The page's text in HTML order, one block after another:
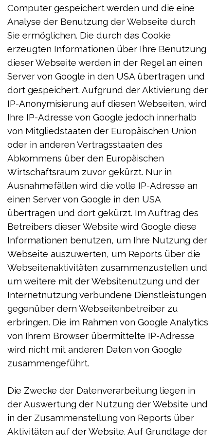
Computer gespeichert werden und die eine
Analyse der Benutzung der Webseite durch
Sie ermöglichen. Die durch das Cookie
erzeugten Informationen über Ihre Benutzung
dieser Webseite werden in der Regel an einen
Server von Google in den USA übertragen und
dort gespeichert. Aufgrund der Aktivierung der
IP-Anonymisierung auf diesen Webseiten, wird
Ihre IP-Adresse von Google jedoch innerhalb
von Mitgliedstaaten der Europäischen Union
oder in anderen Vertragsstaaten des
Abkommens über den Europäischen
Wirtschaftsraum zuvor gekürzt. Nur in
Ausnahmefällen wird die volle IP-Adresse an
einen Server von Google in den USA
übertragen und dort gekürzt. Im Auftrag des
Betreibers dieser Website wird Google diese
Informationen benutzen, um Ihre Nutzung der
Webseite auszuwerten, um Reports über die
Webseitenaktivitäten zusammenzustellen und
um weitere mit der Websitenutzung und der
Internetnutzung verbundene Dienstleistungen
gegenüber dem Webseitenbetreiber zu
erbringen. Die im Rahmen von Google Analytics
von Ihrem Browser übermittelte IP-Adresse
wird nicht mit anderen Daten von Google
zusammengeführt.
Die Zwecke der Datenverarbeitung liegen in
der Auswertung der Nutzung der Website und
in der Zusammenstellung von Reports über
Aktivitäten auf der Website. Auf Grundlage der